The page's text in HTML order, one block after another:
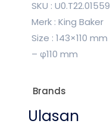
SKU : U0.T22.01559
Merk : King Baker
Size : 143×110 mm
– φ110 mm
Brands
Ulasan